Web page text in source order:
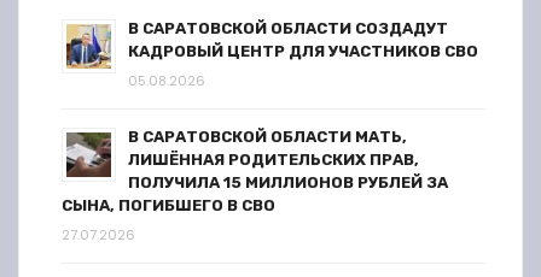
В САРАТОВСКОЙ ОБЛАСТИ СОЗДАДУТ
КАДРОВЫЙ ЦЕНТР ДЛЯ УЧАСТНИКОВ СВО
05.08.2026
В САРАТОВСКОЙ ОБЛАСТИ МАТЬ,
ЛИШЁННАЯ РОДИТЕЛЬСКИХ ПРАВ,
ПОЛУЧИЛА 15 МИЛЛИОНОВ РУБЛЕЙ ЗА
СЫНА, ПОГИБШЕГО В СВО
27.07.2026